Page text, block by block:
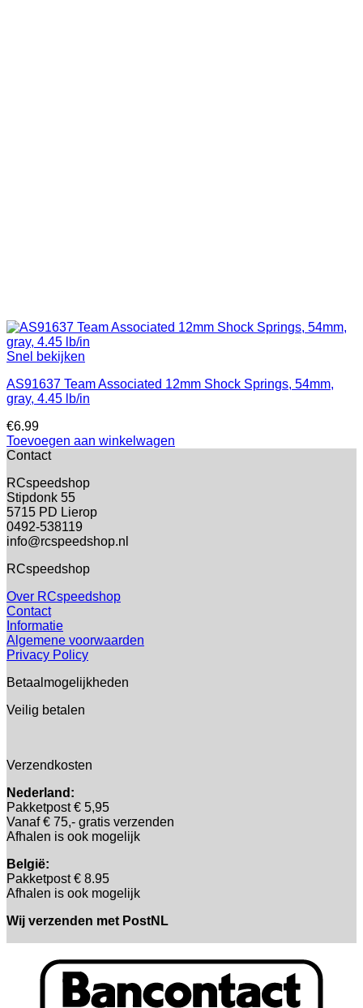
Snel bekijken
AS91637 Team Associated 12mm Shock Springs, 54mm,
gray, 4.45 lb/in
€6.99
Toevoegen aan winkelwagen
Contact
RCspeedshop
Stipdonk 55
5715 PD Lierop
0492-538119
info@rcspeedshop.nl
RCspeedshop
Over RCspeedshop
Contact
Informatie
Algemene voorwaarden
Privacy Policy
Betaalmogelijkheden
Veilig betalen
Verzendkosten
Nederland:
Pakketpost € 5,95
Vanaf € 75,- gratis verzenden
Afhalen is ook mogelijk
België:
Pakketpost € 8.95
Afhalen is ook mogelijk
Wij verzenden met PostNL